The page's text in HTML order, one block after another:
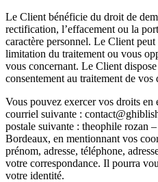
Le Client bénéficie du droit de
rectification, l’effacement ou la
caractère personnel. Le Client
limitation du traitement ou vous
vous concernant. Le Client
consentement au traitement de vos
Vous pouvez exercer vos droits en
courriel suivante :
postale suivante : theophile rozan
Bordeaux, en mentionnant vos
prénom, adresse, téléphone,
votre correspondance. Il pourra
votre identité.